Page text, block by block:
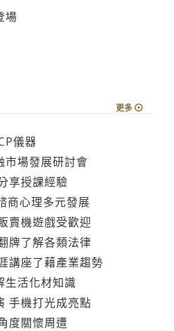
場
更多
儀器
場發展研討會
享授課經驗
商心理多元發展
賣機遊戲受歡迎
牌了解各類法律
講座了藉產業趨勢
活化材知識
手機打光成亮點
度關懷周遭